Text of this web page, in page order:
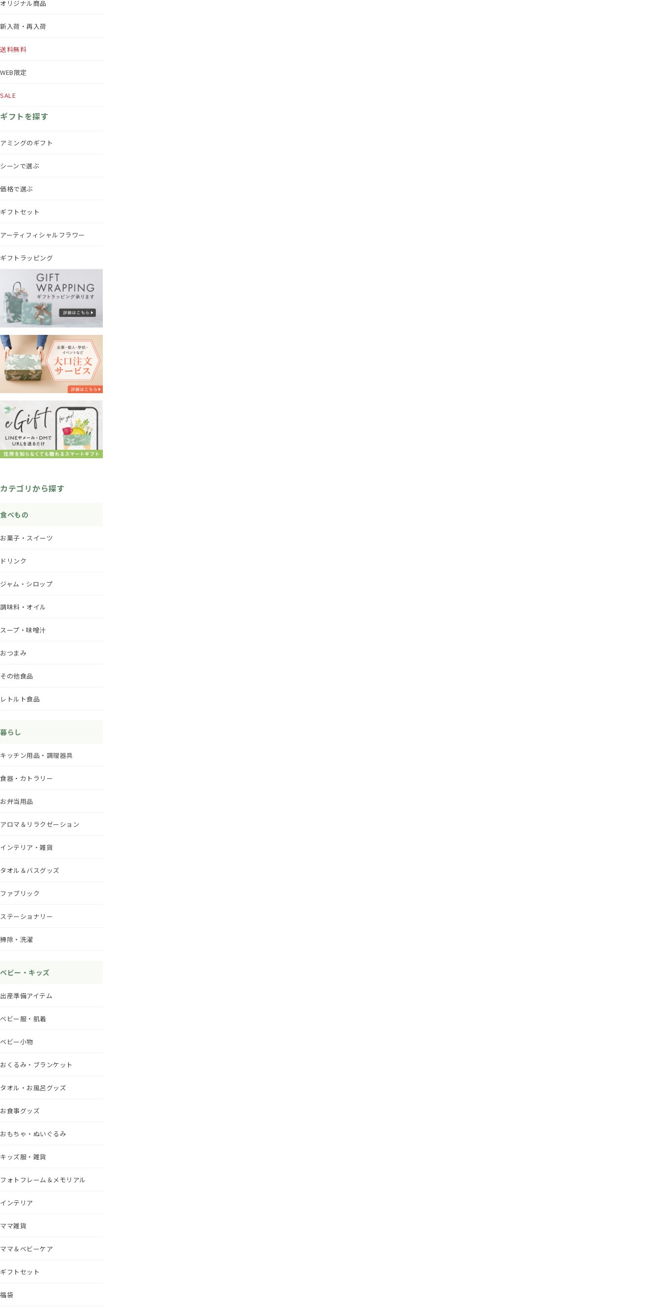
オリジナル商品
新入荷・再入荷
送料無料
WEB限定
SALE
ギフトを探す
アミングのギフト
シーンで選ぶ
価格で選ぶ
ギフトセット
アーティフィシャルフラワー
ギフトラッピング
カテゴリから探す
食べもの
お菓子・スイーツ
ドリンク
ジャム・シロップ
調味料・オイル
スープ・味噌汁
おつまみ
その他食品
レトルト食品
暮らし
キッチン用品・調理器具
食器・カトラリー
お弁当用品
アロマ＆リラクゼーション
インテリア・雑貨
タオル＆バスグッズ
ファブリック
ステーショナリー
掃除・洗濯
ベビー・キッズ
出産準備アイテム
ベビー服・肌着
ベビー小物
おくるみ・ブランケット
タオル・お風呂グッズ
お食事グッズ
おもちゃ・ぬいぐるみ
キッズ服・雑貨
フォトフレーム＆メモリアル
インテリア
ママ雑貨
ママ＆ベビーケア
ギフトセット
福袋